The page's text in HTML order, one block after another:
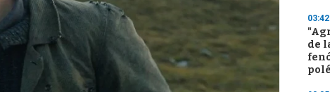
03:42
de